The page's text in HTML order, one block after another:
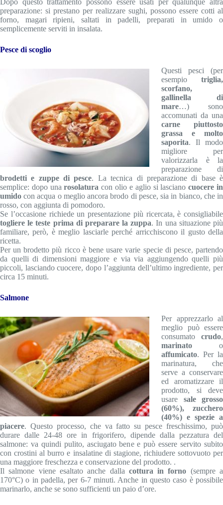
Dopo questo trattamento possono essere usati per qualunque altra
preparazione: si prestano per realizzare sughi, possono essere cotti al
forno, magari ripieni, saltati in padelli, preparati in umido o
semplicemente serviti in insalata.
Pesce di scoglio
Questi pesci (per
esempio triglia,
scorfano,
gallinella di
mare…) sono
accomunati da una
carne piuttosto
grassa e molto
saporita. Il modo
migliore per
valorizzarla è la
preparazione di
brodetti e zuppe di pesce. La tecnica di preparazione di base è
semplice: dopo unarosolatura con olio e aglio si lascianocuocere in
umido con acqua o meglio ancora brodo di pesce, sia in bianco, che in
rosso, con aggiunta di pomodoro.
Se l’occasione richiede un presentazione più ricercata, è consigliabile
togliere le teste prima di preparare la zuppa. In una situazione più
familiare, però, è meglio lasciarle perché arricchiscono il gusto della
ricetta.
Per un brodetto più ricco è bene usare varie specie di pesce, partendo
da quelli di dimensioni maggiore e via via aggiungendo quelli più
piccoli, lasciando cuocere, dopo l’aggiunta dell’ultimo ingrediente, per
circa 15 minuti.
Salmone
Per apprezzarlo al
meglio può essere
consumato crudo,
marinato o
affumicato. Per la
marinatura, che
serve a conservare
ed aromatizzare il
prodotto, si deve
usare sale grosso
(60%), zucchero
(40%) e spezie a
piacere. Questo processo, che va fatto su pesce freschissimo, può
durare dalle 24-48 ore in frigorifero, dipende dalla pezzatura del
salmone: va quindi pulito, asciugato bene e può essere servito subito
con crostini al burro e insalatine di stagione, richiudere sottovuoto per
una maggiore freschezza e conservazione del prodotto. .
Il salmone viene esaltato anche dalla cottura in forno (sempre a
170°C) o in padella, per 6-7 minuti. Anche in questo caso è possibile
marinarlo, anche se sono sufficienti un paio d’ore.